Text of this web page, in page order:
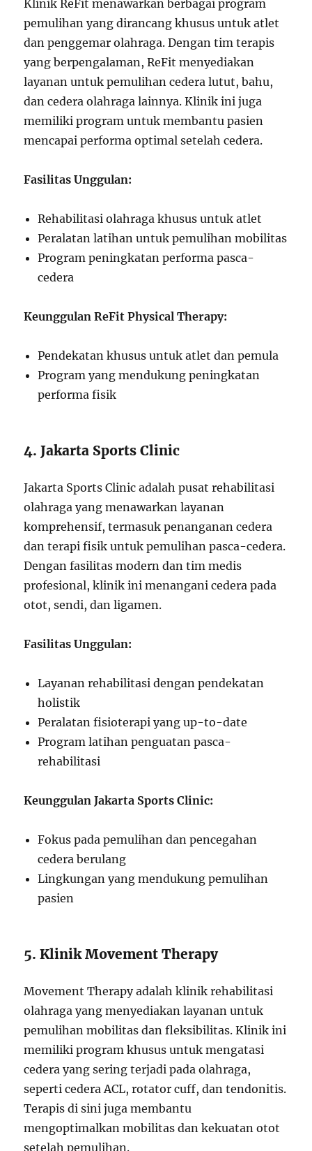
Klinik ReFit menawarkan berbagai program
pemulihan yang dirancang khusus untuk atlet
dan penggemar olahraga. Dengan tim terapis
yang berpengalaman, ReFit menyediakan
layanan untuk pemulihan cedera lutut, bahu,
dan cedera olahraga lainnya. Klinik ini juga
memiliki program untuk membantu pasien
mencapai performa optimal setelah cedera.
Fasilitas Unggulan:
Rehabilitasi olahraga khusus untuk atlet
Peralatan latihan untuk pemulihan mobilitas
Program peningkatan performa pasca-
cedera
Keunggulan ReFit Physical Therapy:
Pendekatan khusus untuk atlet dan pemula
Program yang mendukung peningkatan
performa fisik
4. Jakarta Sports Clinic
Jakarta Sports Clinic adalah pusat rehabilitasi
olahraga yang menawarkan layanan
komprehensif, termasuk penanganan cedera
dan terapi fisik untuk pemulihan pasca-cedera.
Dengan fasilitas modern dan tim medis
profesional, klinik ini menangani cedera pada
otot, sendi, dan ligamen.
Fasilitas Unggulan:
Layanan rehabilitasi dengan pendekatan
holistik
Peralatan fisioterapi yang up-to-date
Program latihan penguatan pasca-
rehabilitasi
Keunggulan Jakarta Sports Clinic:
Fokus pada pemulihan dan pencegahan
cedera berulang
Lingkungan yang mendukung pemulihan
pasien
5. Klinik Movement Therapy
Movement Therapy adalah klinik rehabilitasi
olahraga yang menyediakan layanan untuk
pemulihan mobilitas dan fleksibilitas. Klinik ini
memiliki program khusus untuk mengatasi
cedera yang sering terjadi pada olahraga,
seperti cedera ACL, rotator cuff, dan tendonitis.
Terapis di sini juga membantu
mengoptimalkan mobilitas dan kekuatan otot
setelah pemulihan.